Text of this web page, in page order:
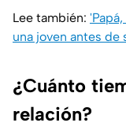
Lee también:
una joven antes de
¿Cuánto
relación?